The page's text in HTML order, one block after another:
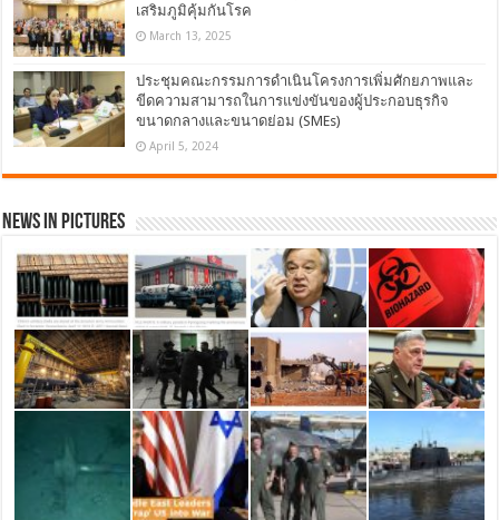
เสริมภูมิคุ้มกันโรค
March 13, 2025
ประชุมคณะกรรมการดำเนินโครงการเพิ่มศักยภาพและ
ขีดความสามารถในการแข่งขันของผู้ประกอบธุรกิจ
ขนาดกลางและขนาดย่อม (SMEs)
April 5, 2024
News in Pictures